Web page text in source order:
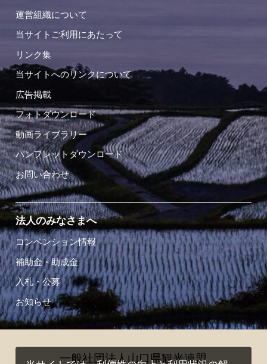
運営組織について
当サイトご利用にあたって
リンク集
当サイトへのリンクについて
広告掲載
フォトダウンロード
動画ライブラリー
パンフレットダウンロード
お問い合わせ
法人のみなさまへ
コンベンション情報
補助金・助成金
入札・公募
お知らせ
一般社団法人山口県観光連盟